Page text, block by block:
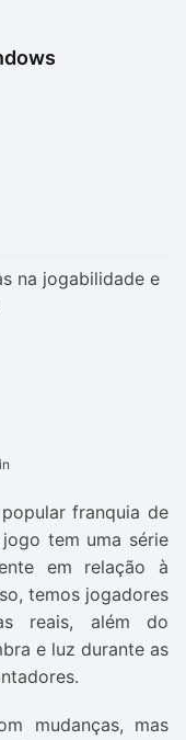
na jogabilidade e
franquia de
tem uma série
em relação à
temos jogadores
reais, além do
e luz durante as
mudanças, mas